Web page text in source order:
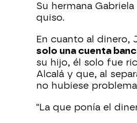
Su hermana Gabriela
quiso.
En cuanto al dinero,
solo una cuenta
su hijo, él solo fue
Alcalá y que, al
no hubiese
"La que ponía el